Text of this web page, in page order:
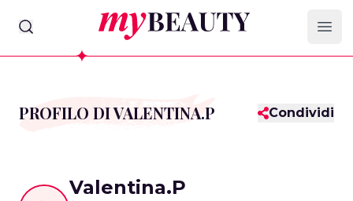
myBeauty
PROFILO DI VALENTINA.P Condividi
Valentina.P